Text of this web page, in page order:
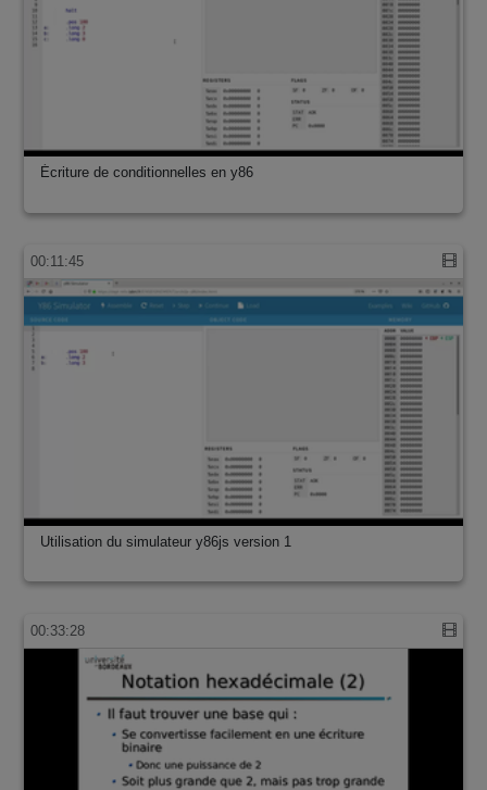
Écriture de conditionnelles en y86
00:11:45
Utilisation du simulateur y86js version 1
00:33:28